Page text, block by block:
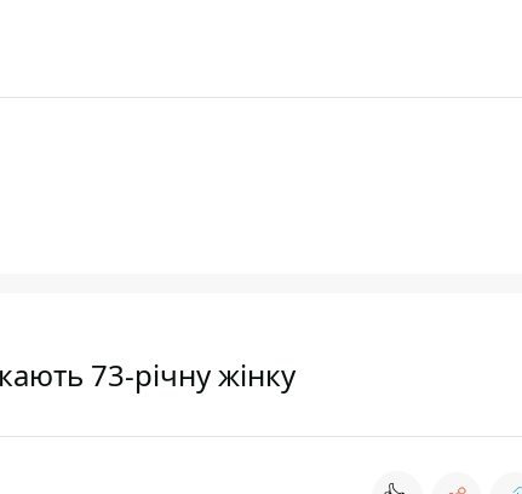
73-річну жінку